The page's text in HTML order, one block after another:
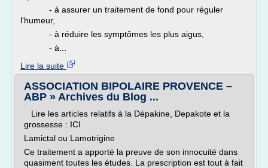
- à assurer un traitement de fond pour réguler
l'humeur,
- à réduire les symptômes les plus aigus,
- à...
Lire la suite
ASSOCIATION BIPOLAIRE PROVENCE –
ABP » Archives du Blog ...
Lire les articles relatifs à la Dépakine, Depakote et la
grossesse : ICI
Lamictal ou Lamotrigine
Ce traitement a apporté la preuve de son innocuité dans
quasiment toutes les études. La prescription est tout à fait